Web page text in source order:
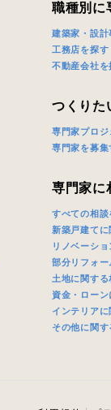
職種別に
建築家・設
工務店を探す
不動産会社を
つくりた
専門家プロジ
専門家を募集
専門家に
すべての相談
新築戸建てに
リノベーシ
部分リフォー
土地に関する
資金・ロー
インテリア
その他に関す